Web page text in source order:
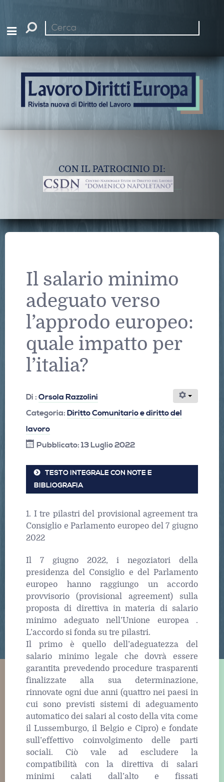
Cerca
CON IL PATROCINIO DI:
Il salario minimo
adeguato verso
l’approdo europeo:
quale impatto per
l’italia?
Di : Orsola Razzolini
Categoria: Diritto Comunitario e diritto del
lavoro
Pubblicato: 13 Luglio 2022
TESTO INTEGRALE CON NOTE E
BIBLIOGRAFIA
1. I tre pilastri del provisional agreement tra
Consiglio e Parlamento europeo del 7 giugno
2022
Il 7 giugno 2022, i negoziatori della
presidenza del Consiglio e del Parlamento
europeo hanno raggiungo un accordo
provvisorio (provisional agreement) sulla
proposta di direttiva in materia di salario
minimo adeguato nell’Unione europea .
L’accordo si fonda su tre pilastri.
Il primo è quello dell’adeguatezza del
salario minimo legale che dovrà essere
garantita prevedendo procedure trasparenti
finalizzate alla sua determinazione,
rinnovate ogni due anni (quattro nei paesi in
cui sono previsti sistemi di adeguamento
automatico dei salari al costo della vita come
il Lussemburgo, il Belgio e Cipro) e fondate
sull’effettivo coinvolgimento delle parti
sociali. Ciò vale ad escludere la
compatibilità con la direttiva di salari
minimi calati dall’alto e fissati